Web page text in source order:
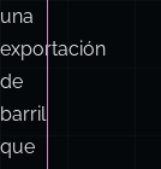
un
fixture
de
prueba
y